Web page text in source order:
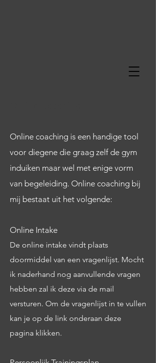
Online coaching is een handige tool
voor diegene die graag zelf de gym
induiken maar wel met enige vorm
van begeleiding. Online coaching bij
mij bestaat uit het volgende:
Online Intake
De online intake vindt plaats
doormiddel van een vragenlijst. Mocht
ik naderhand nog aanvullende vragen
hebben zal ik deze via de mail
versturen. Om de vragenlijst in te vullen
kan je op de link onderaan deze
pagina klikken.